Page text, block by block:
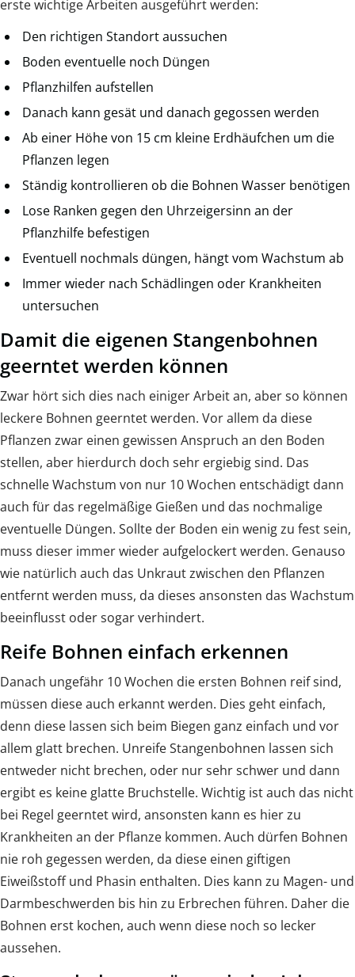
erste wichtige Arbeiten ausgeführt werden:
Den richtigen Standort aussuchen
Boden eventuelle noch Düngen
Pflanzhilfen aufstellen
Danach kann gesät und danach gegossen werden
Ab einer Höhe von 15 cm kleine Erdhäufchen um die
Pflanzen legen
Ständig kontrollieren ob die Bohnen Wasser benötigen
Lose Ranken gegen den Uhrzeigersinn an der
Pflanzhilfe befestigen
Eventuell nochmals düngen, hängt vom Wachstum ab
Immer wieder nach Schädlingen oder Krankheiten
untersuchen
Damit die eigenen Stangenbohnen
geerntet werden können
Zwar hört sich dies nach einiger Arbeit an, aber so können
leckere Bohnen geerntet werden. Vor allem da diese
Pflanzen zwar einen gewissen Anspruch an den Boden
stellen, aber hierdurch doch sehr ergiebig sind. Das
schnelle Wachstum von nur 10 Wochen entschädigt dann
auch für das regelmäßige Gießen und das nochmalige
eventuelle Düngen. Sollte der Boden ein wenig zu fest sein,
muss dieser immer wieder aufgelockert werden. Genauso
wie natürlich auch das Unkraut zwischen den Pflanzen
entfernt werden muss, da dieses ansonsten das Wachstum
beeinflusst oder sogar verhindert.
Reife Bohnen einfach erkennen
Danach ungefähr 10 Wochen die ersten Bohnen reif sind,
müssen diese auch erkannt werden. Dies geht einfach,
denn diese lassen sich beim Biegen ganz einfach und vor
allem glatt brechen. Unreife Stangenbohnen lassen sich
entweder nicht brechen, oder nur sehr schwer und dann
ergibt es keine glatte Bruchstelle. Wichtig ist auch das nicht
bei Regel geerntet wird, ansonsten kann es hier zu
Krankheiten an der Pflanze kommen. Auch dürfen Bohnen
nie roh gegessen werden, da diese einen giftigen
Eiweißstoff und Phasin enthalten. Dies kann zu Magen- und
Darmbeschwerden bis hin zu Erbrechen führen. Daher die
Bohnen erst kochen, auch wenn diese noch so lecker
aussehen.